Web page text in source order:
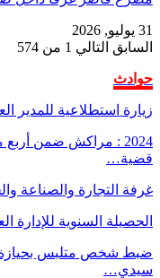
31 يوليو, 2026
السابق التالي 1 من 574
حوادث
زيارة استطلاعية للمدير
قضية…
غرفة التجارة والصناعة
الحصيلة السنوية للإدارة
ضبط شخص متلبس بحيازة
سيدي…